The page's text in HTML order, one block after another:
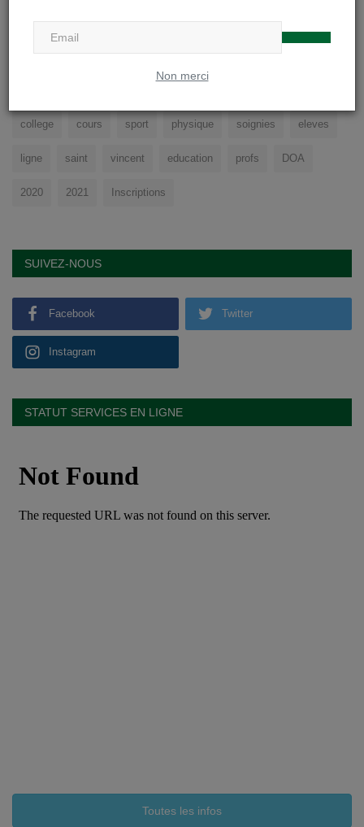
Non merci
college cours sport physique soignies eleves
ligne saint vincent education profs DOA
2020 2021 Inscriptions
SUIVEZ-NOUS
Facebook Twitter
Instagram
STATUT SERVICES EN LIGNE
Toutes les infos